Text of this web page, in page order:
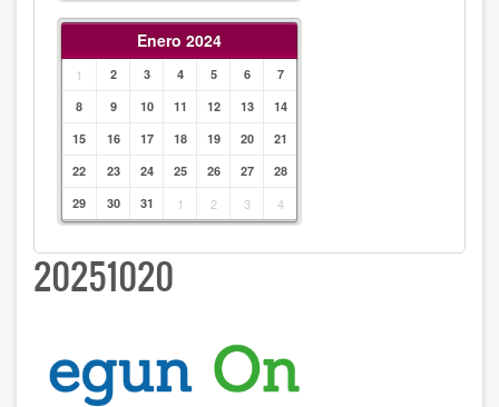
Enero 2024
1 2 3 4 5 6
7
8
9 10 11 12 13
14
15
16 17 18 19 20
21
22
23 24 25 26 27
28
29
30 31 1 2 3 4
20251020